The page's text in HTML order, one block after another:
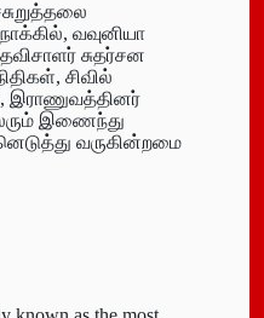
வவுனியா
சுதர்சன
சிவில்
இராணுவத்தினர்
இணைந்து
வருகின்றமை